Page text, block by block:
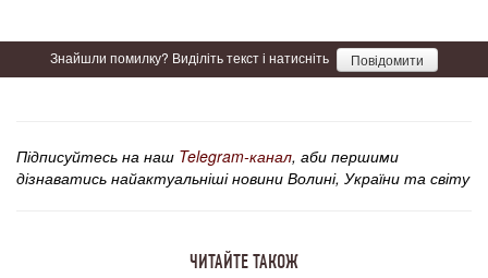
Знайшли помилку? Виділіть текст і натисніть Повідомити
Підписуйтесь на наш Telegram-канал, аби першими
дізнаватись найактуальніші новини Волині, України та світу
ЧИТАЙТЕ ТАКОЖ